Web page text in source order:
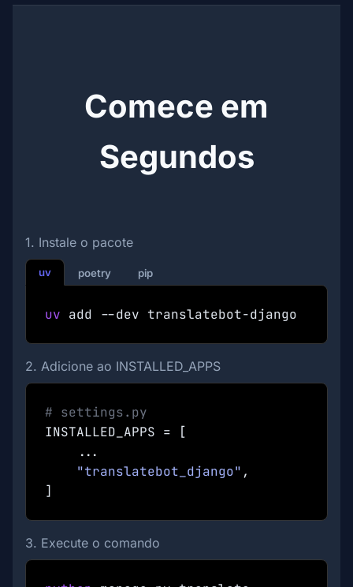
Comece em
Segundos
1. Instale o pacote
uv poetry pip
uv add --dev translatebot-django
2. Adicione ao INSTALLED_APPS
# settings.py
INSTALLED_APPS = [
...
"translatebot_django" ,
]
3. Execute o comando